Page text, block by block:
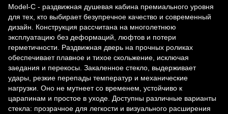
Model-C - раздвижная душевая кабина премиального уровня
для тех, кто выбирает безупречное качество и современный
дизайн. Конструкция рассчитана на многолетнюю
эксплуатацию без деформаций, люфтов и потери
герметичности. Раздвижная дверь на прочных роликах
обеспечивает плавное и тихое скольжение, исключая
заедания и перекосы. Закаленное стекло, выдерживает
удары, резкие перепады температур и механические
нагрузки. Оно не мутнеет со временем, устойчиво к
царапинам и простое в уходе. Доступны различные варианты
стекла: прозрачное для легкости и визуального расширения